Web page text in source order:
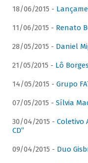
18/06/2015 -
11/06/2015 - Renato
28/05/2015 - Daniel
21/05/2015 - Lô
14/05/2015 - Grupo
07/05/2015 - Sílvia
30/04/2015 - Coletivo
CD”
09/04/2015 - Duo